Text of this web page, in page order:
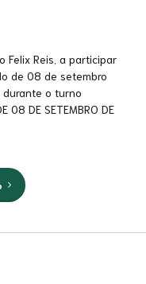
Felix Reis, a participar
de 08 de setembro
o turno
08 DE SETEMBRO DE